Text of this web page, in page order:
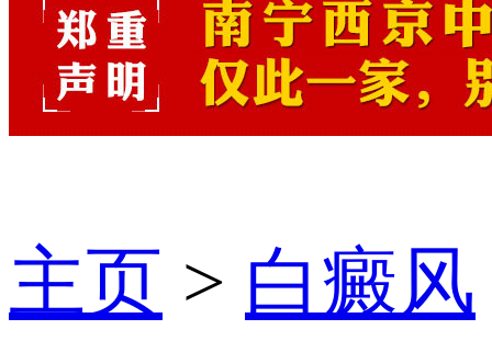
主页 > 白癜风